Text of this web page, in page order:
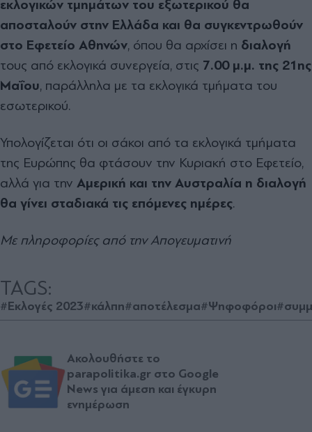
εκλογικών τμημάτων του εξωτερικού θα
αποσταλούν στην Ελλάδα και θα συγκεντρωθούν
στο Εφετείο Αθηνών, όπου θα αρχίσει η διαλογή
τους από εκλογικά συνεργεία, στις 7.00 μ.μ. της 21ης
Μαΐου, παράλληλα με τα εκλογικά τμήματα του
εσωτερικού.
Υπολογίζεται ότι οι σάκοι από τα εκλογικά τμήματα
της Ευρώπης θα φτάσουν την Κυριακή στο Εφετείο,
αλλά για την Αμερική και την Αυστραλία η διαλογή
θα γίνει σταδιακά τις επόμενες ημέρες.
Με πληροφορίες από την Απογευματινή
TAGS:
#Εκλογές 2023#κάλπη#αποτέλεσμα#Ψηφοφόροι
Ακολουθήστε το
parapolitika.gr στο Google
News για άμεση και έγκυρη
ενημέρωση